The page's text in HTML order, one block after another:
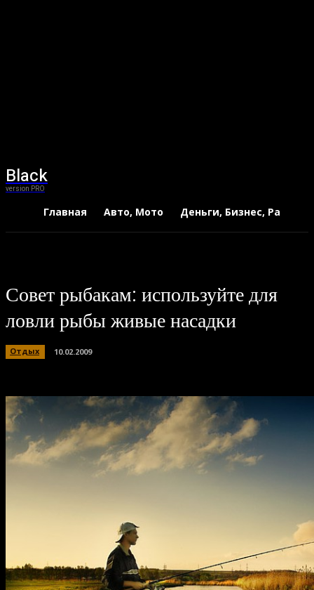
Black
version PRO
Главная Авто, Мото Деньги, Бизнес, Работа
Совет рыбакам: используйте для
ловли рыбы живые насадки
Отдых 10.02.2009